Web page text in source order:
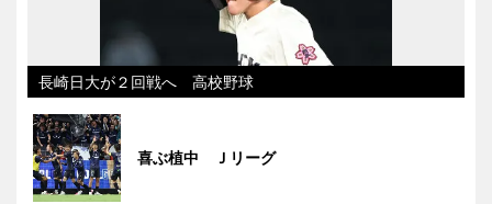
長崎日大が２回戦へ 高校野球
喜ぶ植中 Ｊリーグ